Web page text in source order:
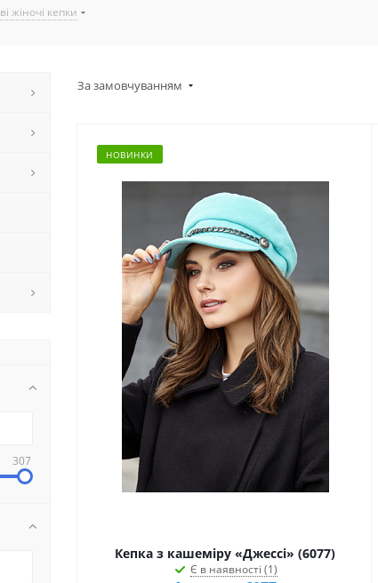
жіночі кепки
За замовчуванням
НОВИНКИ
Кепка з кашеміру «Джессі» (6077)
Є в наявності (1)
307